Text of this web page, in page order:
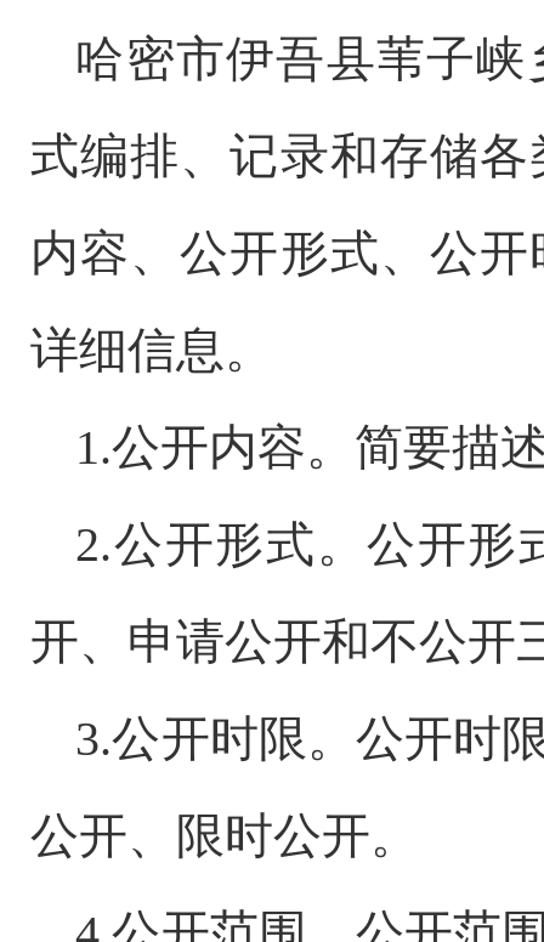
哈密市伊吾县苇子峡
式编排、记录和存储
内容、公开形式、公
详细信息。
1.公开内容。简要描
2.公开形式。公开形
开、申请公开和不公开
3.公开时限。公开时
公开、限时公开。